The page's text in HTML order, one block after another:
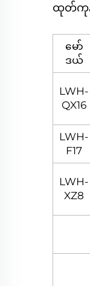
ထုတ်ကု
မော်
ဒယ်
LWH-
QX16
LWH-
F17
LWH-
XZ8